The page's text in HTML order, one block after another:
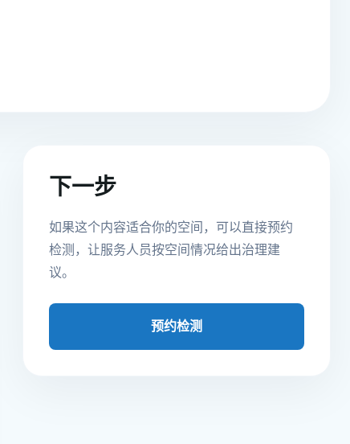
下一步
如果这个内容适合你的空间，可以直接预约
检测，让服务人员按空间情况给出治理建
议。
预约检测